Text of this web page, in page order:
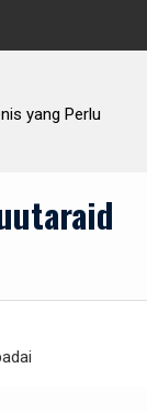
yang Perlu